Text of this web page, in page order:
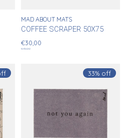
MAD ABOUT MATS
COFFEE SCRAPER 50X75
€30,00
€45,00
33% off